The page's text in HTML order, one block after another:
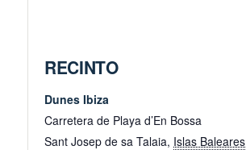
RECINTO
Dunes Ibiza
Carretera de Playa d’En Bossa
Sant Josep de sa Talaia, Islas Baleares